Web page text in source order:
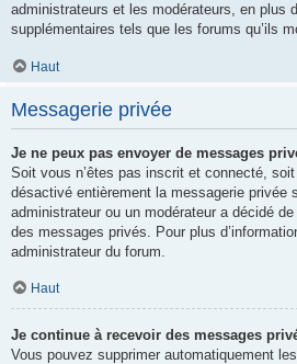
administrateurs et les modérateurs, en plus
supplémentaires tels que les forums qu’ils
Haut
Messagerie privée
Je ne peux pas envoyer de messages
Soit vous n’êtes pas inscrit et connecté,
désactivé entièrement la messagerie privée
administrateur ou un modérateur a décidé
des messages privés. Pour plus
administrateur du forum.
Haut
Je continue à recevoir des messages
Vous pouvez supprimer automatiquement